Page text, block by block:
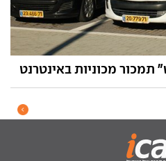
מכוניות באינטרנט